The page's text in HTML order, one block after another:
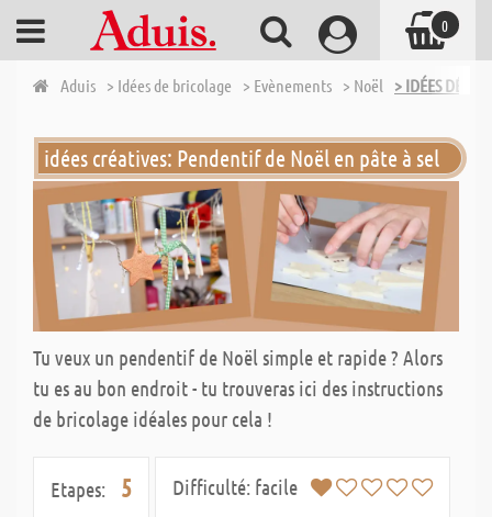
Aduis > Idées de bricolage > Evènements > Noël > IDÉES
idées créatives: Pendentif de Noël en pâte à sel
Tu veux un pendentif de Noël simple et rapide ? Alors
tu es au bon endroit - tu trouveras ici des instructions
de bricolage idéales pour cela !
Etapes: 5 Difficulté: facile
0